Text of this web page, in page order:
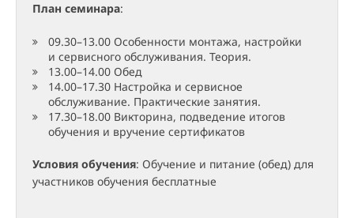
План семинара:
09.30–13.00 Особенности монтажа, настройки
и сервисного обслуживания. Теория.
13.00–14.00 Обед
14.00–17.30 Настройка и сервисное
обслуживание. Практические занятия.
17.30–18.00 Викторина, подведение итогов
обучения и вручение сертификатов
Условия обучения: Обучение и питание (обед) для
участников обучения бесплатные